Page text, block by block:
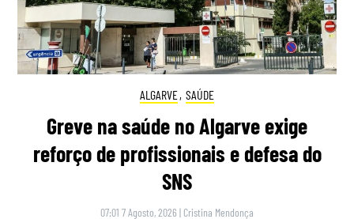
ALGARVE, SAÚDE
Greve na saúde no Algarve exige
reforço de profissionais e defesa do
SNS
07:01 7 Agosto, 2026 | Cristina Mendonça